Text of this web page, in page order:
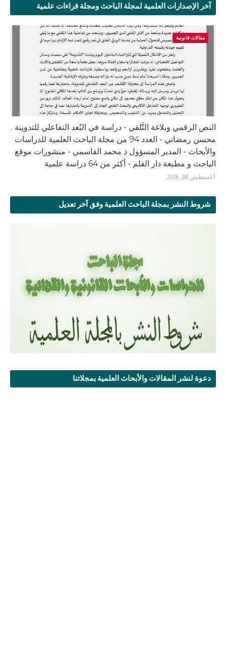
آخر الإصدارات العلمية لمجلة الباحث ومجلة قراءات علمية
مقالات قانونية
النص الرقمي وبلاغة التَّلقي - دراسة في البُعد التفاعلي للتدوينة .
محسن رمضاني - العدد 94 من مجلة الباحث العلمية للدراسات
والأبحاث - المدير المسؤول ذ محمد القاسمي - منشورات موقع
الباحث و مطبعة دار القلم - أكثر من 64 دراسة علمية
أغسطس 08, 2026
شروط النشر بمجلة الباحث العلمية وفق آخر تعديل
دعوة لنشر المقالات والأبحاث العلمية بمجلاتنا